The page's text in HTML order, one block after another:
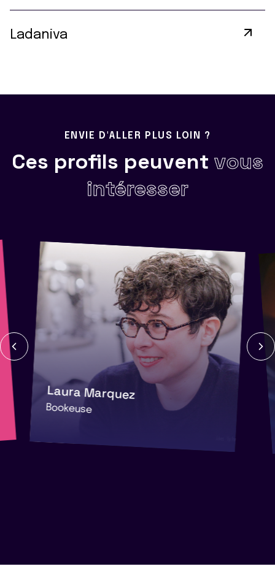
Ladaniva
ENVIE D'ALLER PLUS LOIN ?
Ces profils peuvent vous
intéresser
Laura Marquez
Bookeuse